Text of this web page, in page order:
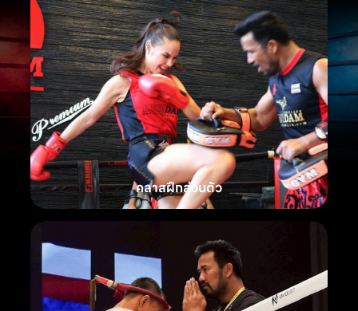
คลาสฝึกส่วนตัว